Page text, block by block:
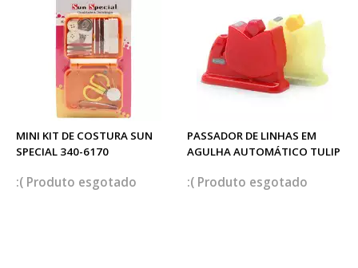
MINI KIT DE COSTURA SUN
SPECIAL 340-6170
esgotado
PASSADOR DE LINHAS EM
AGULHA AUTOMÁTICO TULIP
esgotado